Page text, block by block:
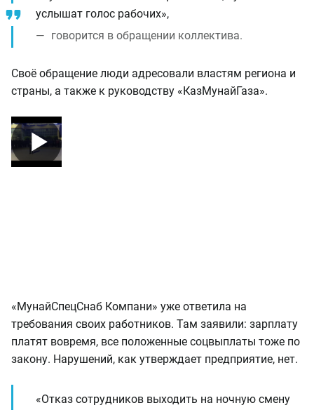
услышат голос рабочих»,
говорится в обращении коллектива.
Своё обращение люди адресовали властям региона и
страны, а также к руководству «КазМунайГаза».
«МунайСпецСнаб Компани» уже ответила на
требования своих работников. Там заявили: зарплату
платят вовремя, все положенные соцвыплаты тоже по
закону. Нарушений, как утверждает предприятие, нет.
«Отказ сотрудников выходить на ночную смену